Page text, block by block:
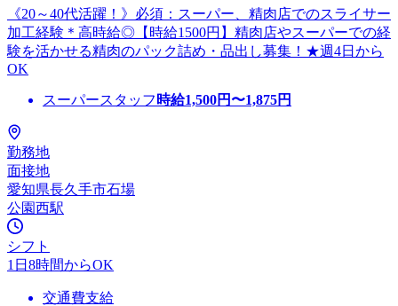
《20～40代活躍！》必須：スーパー、精肉店でのスライサー
加工経験＊高時給◎【時給1500円】精肉店やスーパーでの経
験を活かせる精肉のパック詰め・品出し募集！★週4日から
OK
スーパースタッフ 時給1,500円〜1,875円
勤務地
面接地
愛知県長久手市石場
公園西駅
シフト
1日8時間からOK
交通費支給